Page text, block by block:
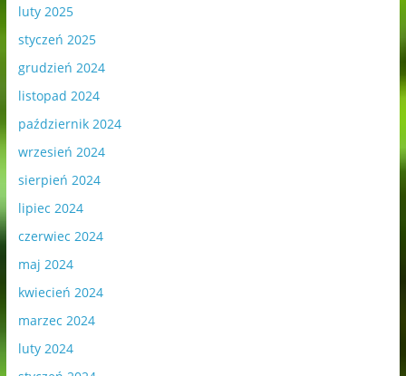
luty 2025
styczeń 2025
grudzień 2024
listopad 2024
październik 2024
wrzesień 2024
sierpień 2024
lipiec 2024
czerwiec 2024
maj 2024
kwiecień 2024
marzec 2024
luty 2024